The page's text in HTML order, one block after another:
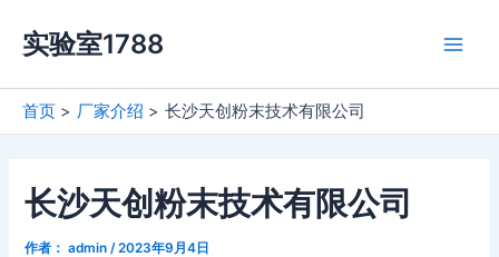
容
实验室1788
首页 厂家介绍 长沙天创粉末技术有限公司
长沙天创粉末技术有限公司
作者： admin /2023年9月4日